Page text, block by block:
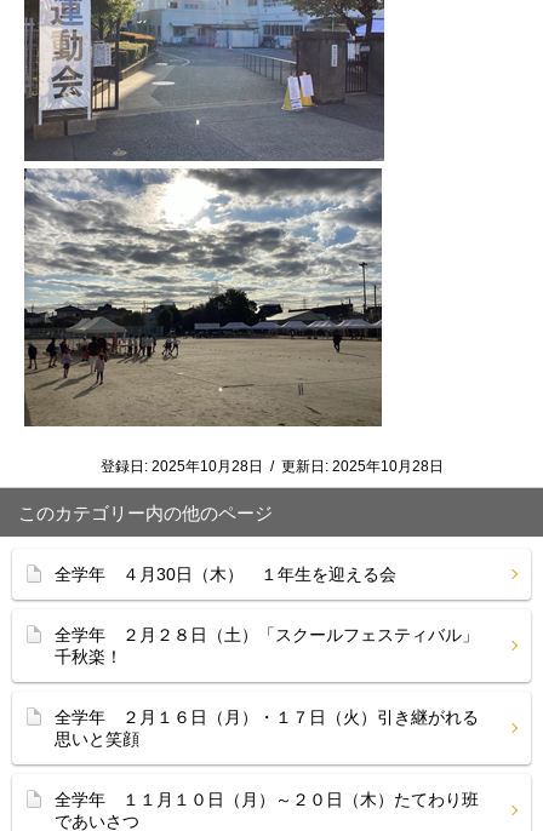
登録日: 2025年10月28日 / 更新日: 2025年10月28日
このカテゴリー内の他のページ
全学年 ４月30日（木） １年生を迎える会
全学年 ２月２８日（土）「スクールフェスティバル」
千秋楽！
全学年 ２月１６日（月）・１７日（火）引き継がれる
思いと笑顔
全学年 １１月１０日（月）～２０日（木）たてわり班
であいさつ